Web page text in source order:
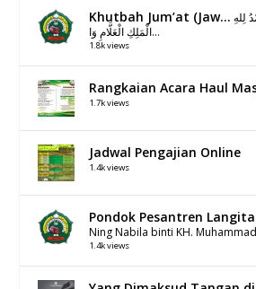
Khutbah Jum’at (Jaw... لِلهِ
الْمَلِكِ الْعَلَّامِ وَا...
1.8k views
Rangkaian Acara Haul
1.7k views
Jadwal Pengajian Online
1.4k views
Pondok Pesantren
Ning Nabila binti KH.
1.4k views